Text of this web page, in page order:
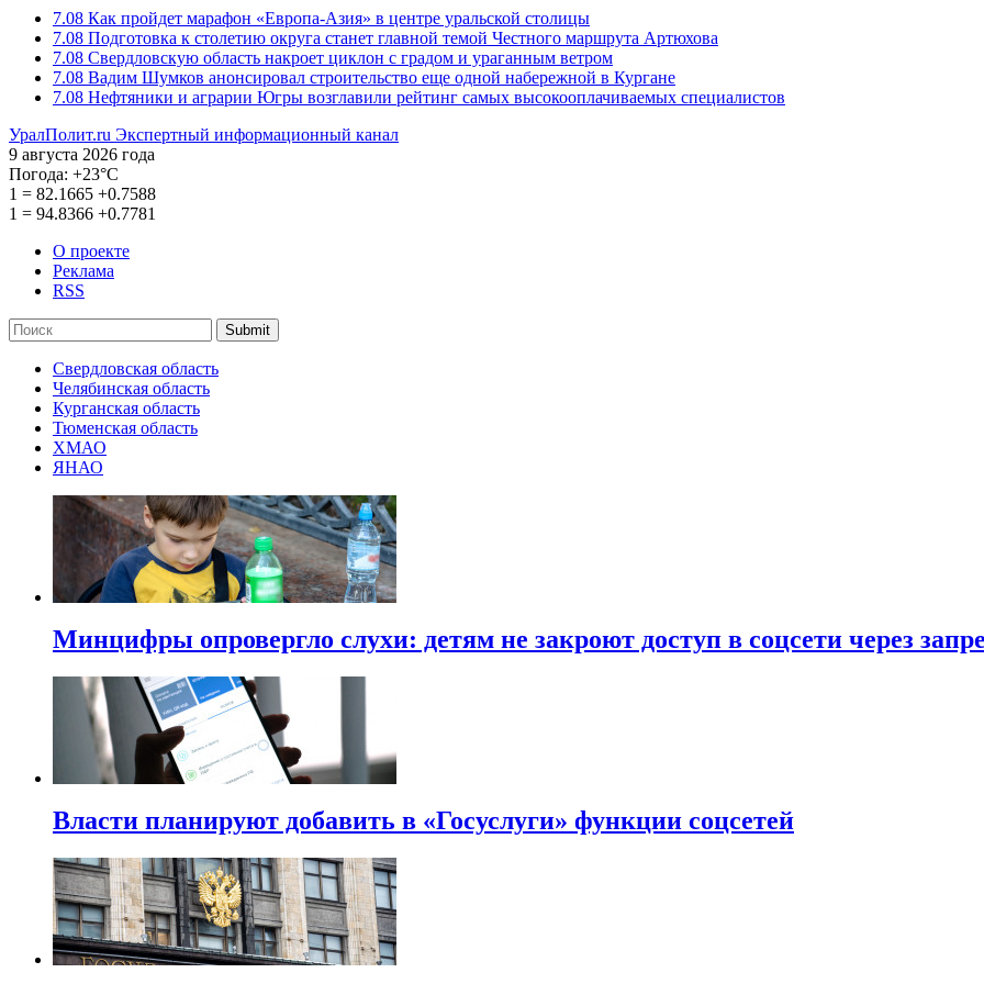
7.08 Как пройдет марафон «Европа-Азия» в центре уральской столицы
7.08 Подготовка к столетию округа станет главной темой Честного маршрута Артюхова
7.08 Свердловскую область накроет циклон с градом и ураганным ветром
7.08 Вадим Шумков анонсировал строительство еще одной набережной в Кургане
7.08 Нефтяники и аграрии Югры возглавили рейтинг самых высокооплачиваемых специалистов
УралПолит.ru Экспертный информационный канал
9 августа 2026 года
Погода: +23°С
1 = 82.1665 +0.7588
1 = 94.8366 +0.7781
О проекте
Реклама
RSS
Submit
Свердловская область
Челябинская область
Курганская область
Тюменская область
ХМАО
ЯНАО
Минцифры опровергло слухи: детям не закроют доступ в соцсети через
Власти планируют добавить в «Госуслуги» функции соцсетей